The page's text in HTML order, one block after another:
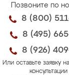
Позвоните по
8 (800)
8 (495)
8 (926)
Или оставьте заявку
консультации